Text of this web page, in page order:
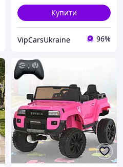
Купити
VipCarsUkraine 96%